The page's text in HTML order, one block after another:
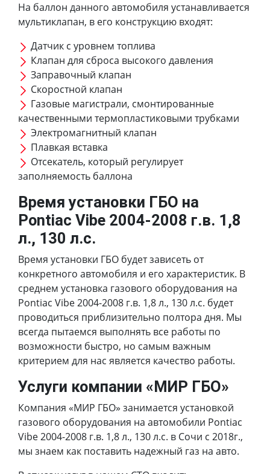
На баллон данного автомобиля устанавливается
мультиклапан, в его конструкцию входят:
Датчик с уровнем топлива
Клапан для сброса высокого давления
Заправочный клапан
Скоростной клапан
Газовые магистрали, смонтированные
качественными термопластиковыми трубками
Электромагнитный клапан
Плавкая вставка
Отсекатель, который регулирует
заполняемость баллона
Время установки ГБО на
Pontiac Vibe 2004-2008 г.в. 1,8
л., 130 л.с.
Время установки ГБО будет зависеть от
конкретного автомобиля и его характеристик. В
среднем установка газового оборудования на
Pontiac Vibe 2004-2008 г.в. 1,8 л., 130 л.с. будет
проводиться приблизительно полтора дня. Мы
всегда пытаемся выполнять все работы по
возможности быстро, но самым важным
критерием для нас является качество работы.
Услуги компании «МИР ГБО»
Компания «МИР ГБО» занимается установкой
газового оборудования на автомобили Pontiac
Vibe 2004-2008 г.в. 1,8 л., 130 л.с. в Сочи с 2018г.,
мы знаем как поставить надежный газ на авто.